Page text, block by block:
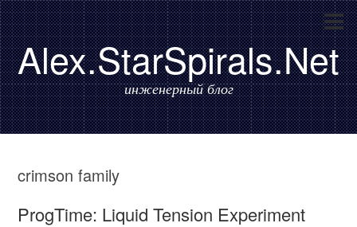
Alex.StarSpirals.Net
инженерный блог
crimson family
ProgTime: Liquid Tension Experiment